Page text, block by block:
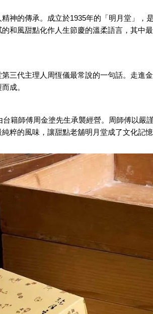
神的傳承。成立於1935年的「明月堂」，
和風甜點化作人生節慶的溫柔語言，其中
三代主理人周恆儀最常說的一句話。走進
成。
籍師傅周金塗先生承襲經營。周師傅以嚴
粹的風味，讓甜點老舖明月堂成了文化記憶